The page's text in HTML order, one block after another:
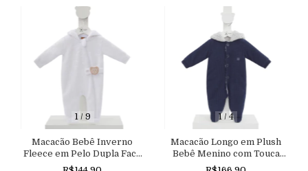
1/ 9
Macacão Bebê Inverno
Fleece em Pelo Dupla Face
com Zíper e Capuz
1/ 4
Macacão Longo em Plush
Bebê Menino com Touca
Forrado em Pelo de